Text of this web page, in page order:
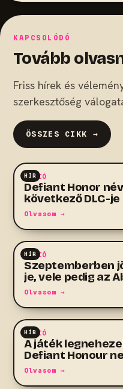
KAPCSOLÓDÓ
Tovább
Friss hírek és
szerkesztőség
ÖSSZES CIKK →
HÍR
AKCIÓ
Defiant Honor
következő DLC-je
Olvasom →
HÍR
AKCIÓ
Szeptemberben
je, vele pedig az
Olvasom →
HÍR
AKCIÓ
A játék
Defiant Honour
Olvasom →